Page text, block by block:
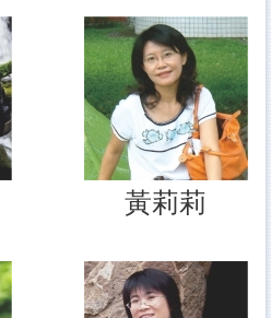
黃莉莉